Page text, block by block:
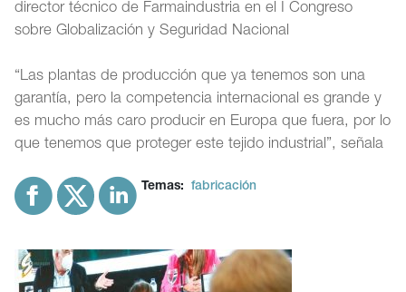
director técnico de Farmaindustria en el I Congreso
sobre Globalización y Seguridad Nacional
“Las plantas de producción que ya tenemos son una
garantía, pero la competencia internacional es grande y
es mucho más caro producir en Europa que fuera, por lo
que tenemos que proteger este tejido industrial”, señala
Temas: fabricación